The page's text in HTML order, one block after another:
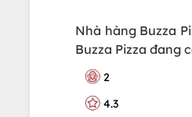
Nhà hàng Buzza
Buzza Pizza đang
2
4.3